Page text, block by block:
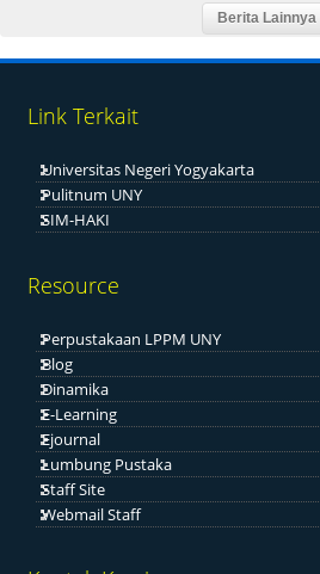
Link Terkait
Universitas Negeri Yogyakarta
Pulitnum UNY
SIM-HAKI
Resource
Perpustakaan LPPM UNY
Blog
Dinamika
E-Learning
Ejournal
Lumbung Pustaka
Staff Site
Webmail Staff